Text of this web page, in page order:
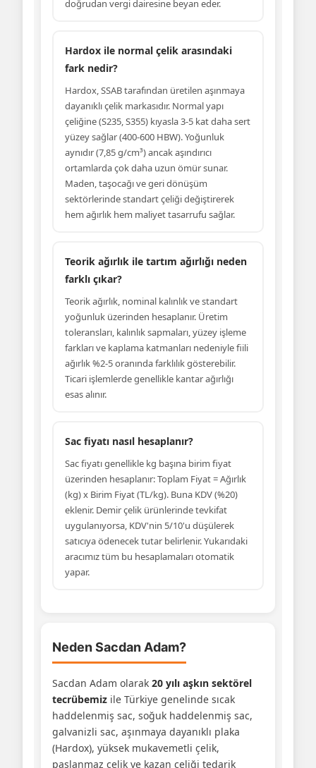
doğrudan vergi dairesine beyan eder.
Hardox ile normal çelik arasındaki
fark nedir?
Hardox, SSAB tarafından üretilen aşınmaya
dayanıklı çelik markasıdır. Normal yapı
çeliğine (S235, S355) kıyasla 3-5 kat daha sert
yüzey sağlar (400-600 HBW). Yoğunluk
aynıdır (7,85 g/cm³) ancak aşındırıcı
ortamlarda çok daha uzun ömür sunar.
Maden, taşocağı ve geri dönüşüm
sektörlerinde standart çeliği değiştirerek
hem ağırlık hem maliyet tasarrufu sağlar.
Teorik ağırlık ile tartım ağırlığı neden
farklı çıkar?
Teorik ağırlık, nominal kalınlık ve standart
yoğunluk üzerinden hesaplanır. Üretim
toleransları, kalınlık sapmaları, yüzey işleme
farkları ve kaplama katmanları nedeniyle fiili
ağırlık %2-5 oranında farklılık gösterebilir.
Ticari işlemlerde genellikle kantar ağırlığı
esas alınır.
Sac fiyatı nasıl hesaplanır?
Sac fiyatı genellikle kg başına birim fiyat
üzerinden hesaplanır: Toplam Fiyat = Ağırlık
(kg) x Birim Fiyat (TL/kg). Buna KDV (%20)
eklenir. Demir çelik ürünlerinde tevkifat
uygulanıyorsa, KDV'nin 5/10'u düşülerek
satıcıya ödenecek tutar belirlenir. Yukarıdaki
aracımız tüm bu hesaplamaları otomatik
yapar.
Neden Sacdan Adam?
Sacdan Adam olarak 20 yılı aşkın sektörel
tecrübemiz ile Türkiye genelinde sıcak
haddelenmiş sac, soğuk haddelenmiş sac,
galvanizli sac, aşınmaya dayanıklı plaka
(Hardox), yüksek mukavemetli çelik,
paslanmaz çelik ve kazan çeliği tedarik